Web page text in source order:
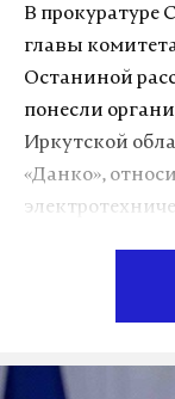
В прокуратуре
главы
Останиной
понесли
Иркутской
«Данко»,
стройотряде,